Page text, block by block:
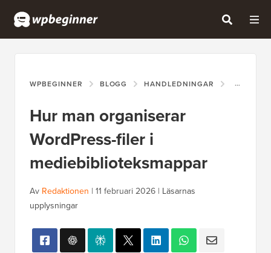
WPBEGINNER BLOGG HANDLEDNINGAR HUR
Hur man organiserar
WordPress-filer i
mediebiblioteksmappar
Av Redaktionen | 11 februari 2026 | Läsarnas
upplysningar